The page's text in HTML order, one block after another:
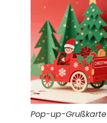
Pop-up-Grußkarte